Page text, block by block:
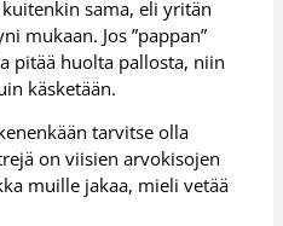
sama, eli yritän
mukaan. Jos ”pappan”
pitää huolta pallosta, niin
käsketään.
tarvitse olla
on viisien arvokisojen
muille jakaa, mieli vetää